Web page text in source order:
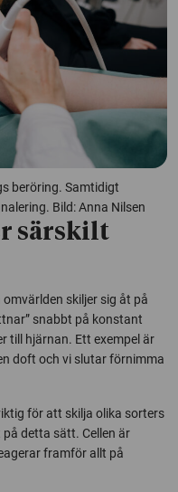
beröring. Samtidigt
Bild: Anna Nilsen
särskilt
skiljer sig åt på
snabbt på konstant
till hjärnan. Ett exempel är
doft och vi slutar förnimma
för att skilja olika sorters
detta sätt. Cellen är
framför allt på